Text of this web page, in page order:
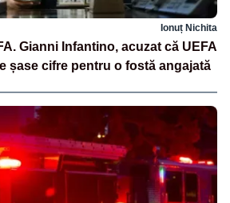
Ionuț Nichita
Gianni Infantino, acuzat că UEFA
șase cifre pentru o fostă angajată